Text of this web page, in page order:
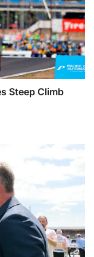
Steep Climb